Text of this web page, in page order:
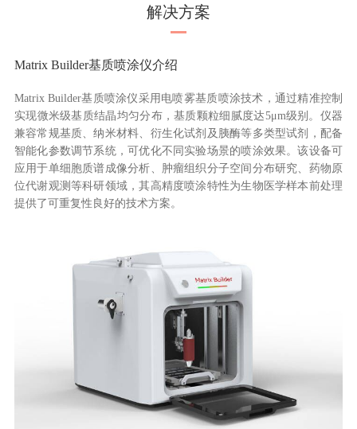
解决方案
Matrix Builder基质喷涂仪介绍
Matrix Builder基质喷涂仪采用电喷雾基质喷涂技术，通过精准控制
实现微米级基质结晶均匀分布，基质颗粒细腻度达5μm级别。仪器
兼容常规基质、纳米材料、衍生化试剂及胰酶等多类型试剂，配备
智能化参数调节系统，可优化不同实验场景的喷涂效果。该设备可
应用于单细胞质谱成像分析、肿瘤组织分子空间分布研究、药物原
位代谢观测等科研领域，其高精度喷涂特性为生物医学样本前处理
提供了可重复性良好的技术方案。